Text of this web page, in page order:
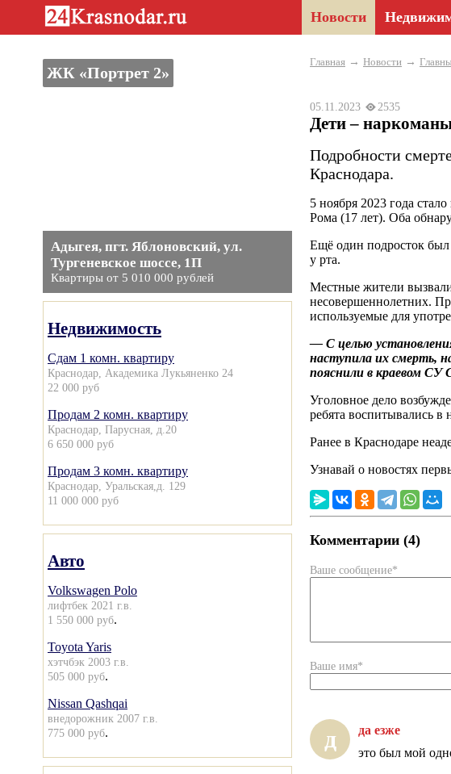
Новости
ЖК «Портрет 2»
Адыгея, пгт. Яблоновский, ул.
Тургеневское шоссе, 1П
Квартиры от 5 010 000 рублей
Недвижимость
Сдам 1 комн. квартиру
Краснодар, Академика Лукьяненко 24
22 000 руб
Продам 2 комн. квартиру
Краснодар, Парусная, д.20
6 650 000 руб
Продам 3 комн. квартиру
Краснодар, Уральская,д. 129
11 000 000 руб
Авто
Volkswagen Polo
лифтбек 2021 г.в.
1 550 000 руб.
Toyota Yaris
хэтчбэк 2003 г.в.
505 000 руб.
Nissan Qashqai
внедорожник 2007 г.в.
775 000 руб.
Главная → Новости →
05.11.2023 2535
Дети –
Подробности
Краснодара.
5 ноября 2023 года
Рома (17 лет). Оба
Ещё один подросток
у рта.
Местные жители
несовершеннолетних.
используемые для
— С целью
наступила их смерть,
пояснили в краевом
Уголовное дело
ребята воспитывались в
Ранее в Краснодаре
Узнавай о новостях
Комментарии (4)
Ваше сообщение*
Ваше имя*
д да езже
это был мой